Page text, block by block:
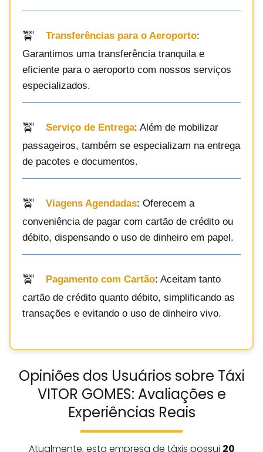
Transferências para o Aeroporto:
Garantimos uma transferência tranquila e
eficiente para o aeroporto com nossos serviços
especializados.
Serviço de Entrega: Além de mobilizar
passageiros, também se especializam na entrega
de pacotes e documentos.
Viagens Agendadas: Oferecem a
conveniência de pagar com cartão de crédito ou
débito, dispensando o uso de dinheiro em papel.
Pagamento com Cartão: Aceitam tanto
cartão de crédito quanto débito, simplificando as
transações e evitando o uso de dinheiro vivo.
Opiniões dos Usuários sobre Táxi
VITOR GOMES: Avaliações e
Experiências Reais
Atualmente, esta empresa de táxis possui 20